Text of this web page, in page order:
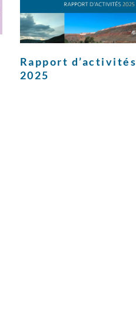
Rapport d’activités
2025